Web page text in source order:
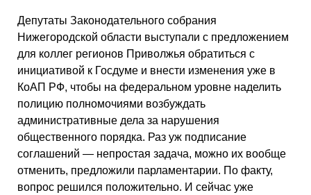
Депутаты Законодательного собрания
Нижегородской области выступали с предложением
для коллег регионов Приволжья обратиться с
инициативой к Госдуме и внести изменения уже в
КоАП РФ, чтобы на федеральном уровне наделить
полицию полномочиями возбуждать
административные дела за нарушения
общественного порядка. Раз уж подписание
соглашений — непростая задача, можно их вообще
отменить, предложили парламентарии. По факту,
вопрос решился положительно. И сейчас уже